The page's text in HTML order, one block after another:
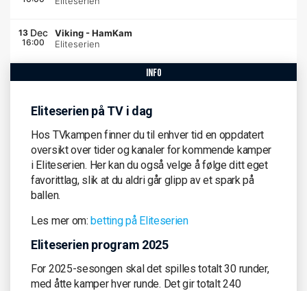
13 Dec
16:00
Viking -HamKam
Eliteserien
info
Eliteserien på TV i dag
Hos TVkampen finner du til enhver tid en oppdatert
oversikt over tider og kanaler for kommende kamper
i Eliteserien. Her kan du også velge å følge ditt eget
favorittlag, slik at du aldri går glipp av et spark på
ballen.
Les mer om:betting på Eliteserien
Eliteserien program 2025
For 2025-sesongen skal det spilles totalt 30 runder,
med åtte kamper hver runde. Det gir totalt 240